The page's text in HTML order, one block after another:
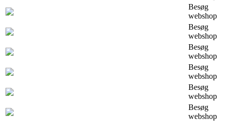
Besøg
webshop
Besøg
webshop
Besøg
webshop
Besøg
webshop
Besøg
webshop
Besøg
webshop